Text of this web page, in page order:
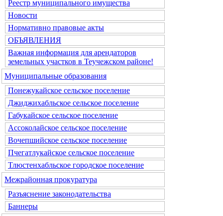
Реестр муниципального имущества
Новости
Нормативно правовые акты
ОБЪЯВЛЕНИЯ
Важная информация для арендаторов
земельных участков в Теучежском районе!
Муниципальные образования
Понежукайское сельское поселение
Джиджихабльское сельское поселение
Габукайское сельское поселение
Ассоколайское сельское поселение
Вочепшийское сельское поселение
Пчегатлукайское сельское поселение
Тлюстенхабльское городское поселение
Межрайонная прокуратура
Разъяснение законодательства
Баннеры